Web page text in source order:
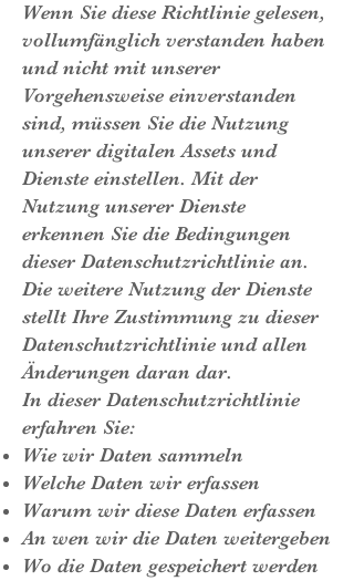
Wenn Sie diese Richtlinie gelesen,
vollumfänglich verstanden haben
und nicht mit unserer
Vorgehensweise einverstanden
sind, müssen Sie die Nutzung
unserer digitalen Assets und
Dienste einstellen. Mit der
Nutzung unserer Dienste
erkennen Sie die Bedingungen
dieser Datenschutzrichtlinie an.
Die weitere Nutzung der Dienste
stellt Ihre Zustimmung zu dieser
Datenschutzrichtlinie und allen
Änderungen daran dar.
In dieser Datenschutzrichtlinie
erfahren Sie:
Wie wir Daten sammeln
Welche Daten wir erfassen
Warum wir diese Daten erfassen
An wen wir die Daten weitergeben
Wo die Daten gespeichert werden